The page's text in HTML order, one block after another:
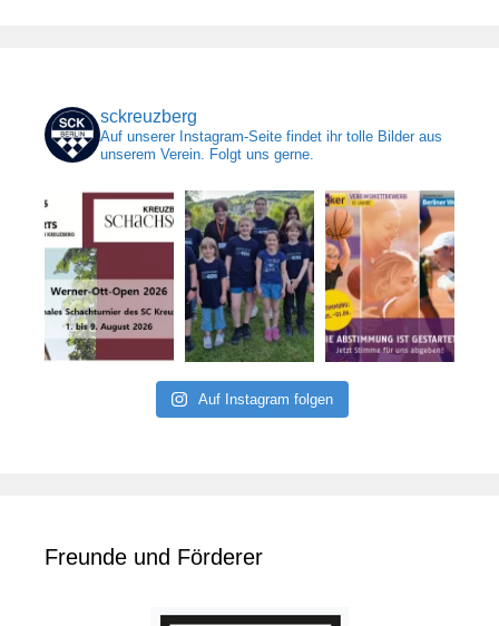
sckreuzberg
Auf unserer Instagram-Seite findet ihr tolle Bilder aus
unserem Verein. Folgt uns gerne.
Auf Instagram folgen
Freunde und Förderer